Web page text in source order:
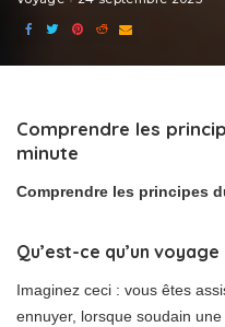
Comprendre les
minute
Comprendre les principes
Qu’est-ce qu’un
Imaginez ceci : vous êtes
ennuyer, lorsque soudain